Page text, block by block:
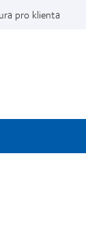
pro klienta